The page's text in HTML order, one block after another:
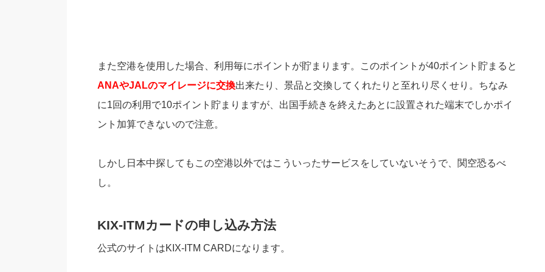
また空港を使用した場合、利用毎にポイントが貯まります。このポイントが40ポイント貯まると
ANAやJALのマイレージに交換出来たり、景品と交換してくれたりと至れり尽くせり。ちなみ
に1回の利用で10ポイント貯まりますが、出国手続きを終えたあとに設置された端末でしかポイ
ント加算できないので注意。
しかし日本中探してもこの空港以外ではこういったサービスをしていないそうで、関空恐るべ
し。
KIX-ITMカードの申し込み方法
公式のサイトはKIX-ITM CARDになります。